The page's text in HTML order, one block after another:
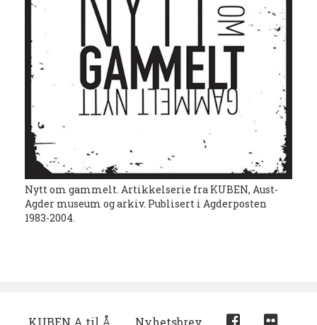
Nytt om gammelt. Artikkelserie fra KUBEN, Aust-
Agder museum og arkiv. Publisert i Agderposten
1983-2004.
KUBEN A til Å Nyhetsbrev